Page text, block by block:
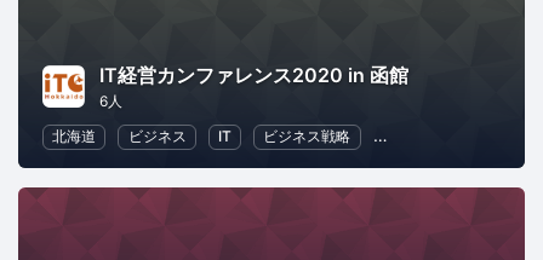
IT経営カンファレンス2020 in 函館
6人
北海道
ビジネス IT ビジネス戦略 地域経済と地域社会